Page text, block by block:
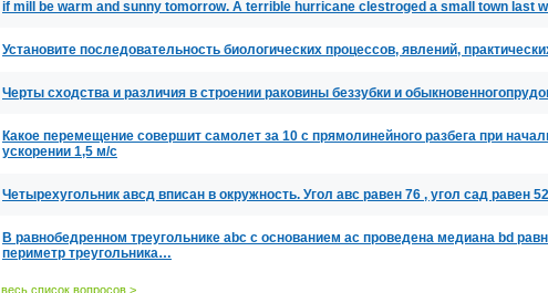
if mill be warm and sunny tomorrow. A terrible hurricane clestroged a small town last
Установите последовательность биологических процессов, явлений,
Черты сходства и различия в строении раковины беззубки и
Какое перемещение совершит самолет за 10 с прямолинейного разбега при
ускорении 1,5 м/с
Четырехугольник авсд вписан в окружность. Угол авс равен 76 , угол сад равен
В равнобедренном треугольнике abc с основанием ac проведена медиана bd
периметр треугольника…
весь список вопросов >